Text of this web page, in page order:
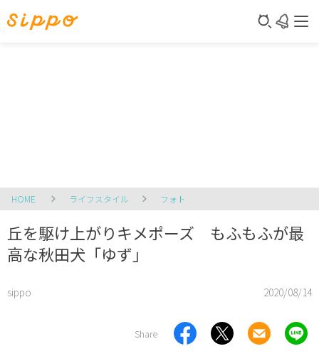
HOME ライフスタイル フォト
丘を駆け上がりキメポーズ もふもふが最
高な秋田犬「ゆず」
sippo 2020/08/14
Share